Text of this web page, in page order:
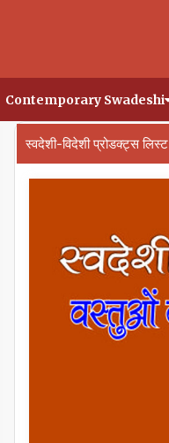
Contemporary Swadeshi
स्वदेशी-विदेशी प्रोडक्ट्स लिस्ट